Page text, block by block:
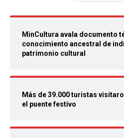
MinCultura avala documento
conocimiento ancestral de
patrimonio cultural
Más de 39.000 turistas
el puente festivo